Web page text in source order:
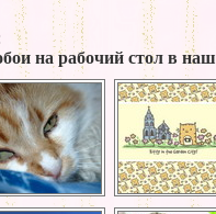
на рабочий стол в